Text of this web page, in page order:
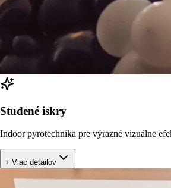
Studené iskry
Indoor pyrotechnika pre výrazné vizuálne
+ Viac detailov